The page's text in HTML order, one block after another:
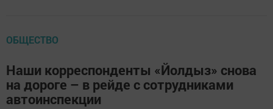
ОБЩЕСТВО
Наши корреспонденты «Йолдыз» снова
на дороге – в рейде с сотрудниками
автоинспекции